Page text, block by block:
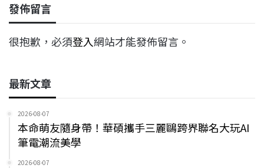
發佈留言
很抱歉，必須登入網站才能發佈留言。
最新文章
2026-08-07
本命萌友隨身帶！華碩攜手三麗鷗跨界聯名大玩AI
筆電潮流美學
2026-08-07